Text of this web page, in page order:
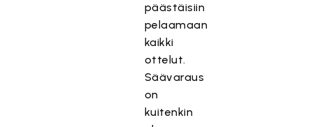
päästäisiin
pelaamaan
kaikki
ottelut.
Säävaraus
on
kuitenkin